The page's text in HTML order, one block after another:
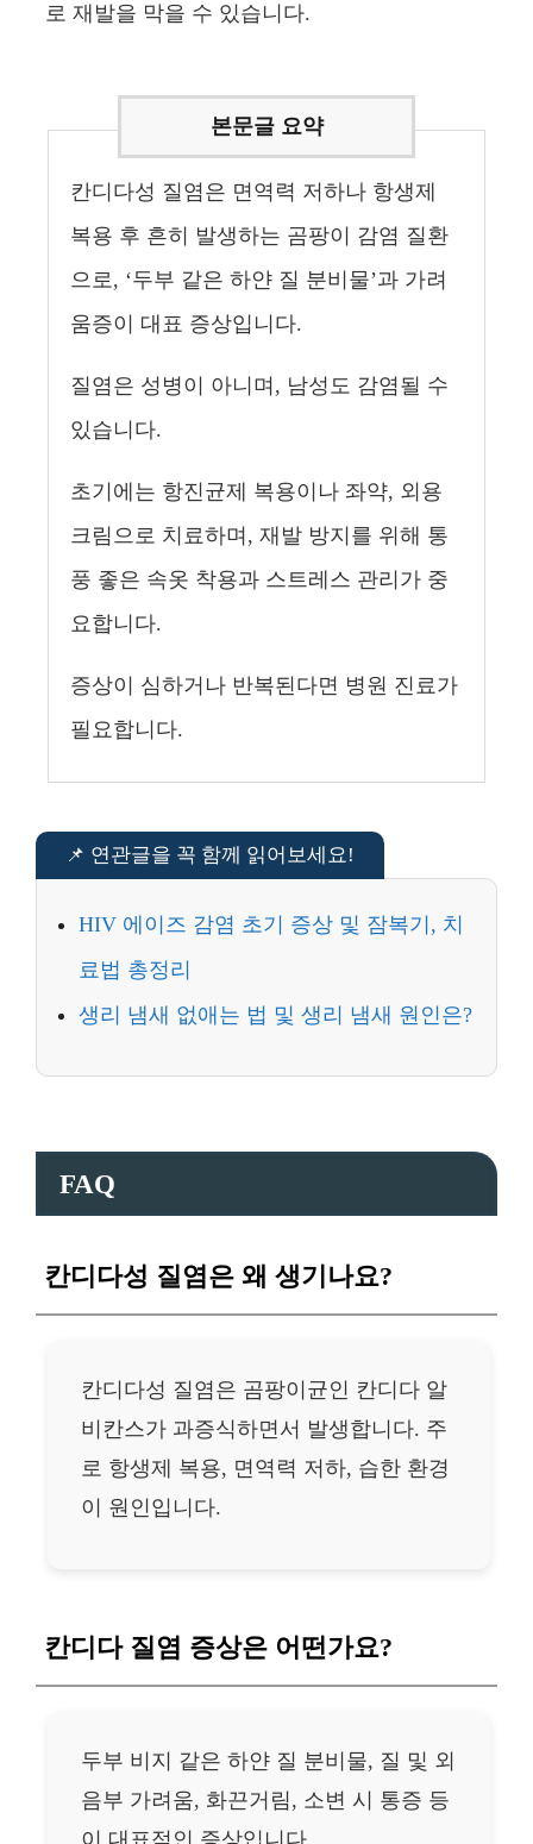
로 재발을 막을 수 있습니다.
칸디다성 질염은 면역력 저하나 항생제
복용 후 흔히 발생하는 곰팡이 감염 질환
으로, ‘두부 같은 하얀 질 분비물’과 가려
움증이 대표 증상입니다.
질염은 성병이 아니며, 남성도 감염될 수
있습니다.
초기에는 항진균제 복용이나 좌약, 외용
크림으로 치료하며, 재발 방지를 위해 통
풍 좋은 속옷 착용과 스트레스 관리가 중
요합니다.
증상이 심하거나 반복된다면 병원 진료가
필요합니다.
HIV 에이즈 감염 초기 증상 및 잠복기, 치
료법 총정리
생리 냄새 없애는 법 및 생리 냄새 원인은?
FAQ
칸디다성 질염은 왜 생기나요?
칸디다성 질염은 곰팡이균인 칸디다 알
비칸스가 과증식하면서 발생합니다. 주
로 항생제 복용, 면역력 저하, 습한 환경
이 원인입니다.
칸디다 질염 증상은 어떤가요?
두부 비지 같은 하얀 질 분비물, 질 및 외
음부 가려움, 화끈거림, 소변 시 통증 등
이 대표적인 증상입니다.